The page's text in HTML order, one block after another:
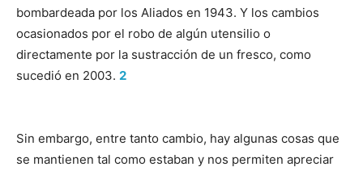
bombardeada por los Aliados en 1943. Y los cambios
ocasionados por el robo de algún utensilio o
directamente por la sustracción de un fresco, como
sucedió en 2003. 2
Sin embargo, entre tanto cambio, hay algunas cosas que
se mantienen tal como estaban y nos permiten apreciar